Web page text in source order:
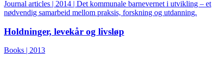
Journal articles | 2014 | Det kommunale barnevernet i utvikling – et
nødvendig samarbeid mellom praksis, forskning og utdanning.
Holdninger, levekår og livsløp
Books | 2013